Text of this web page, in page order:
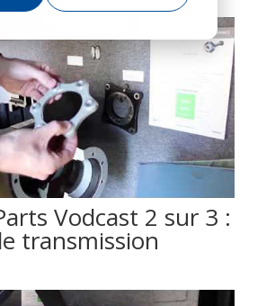
Vodcast 2 sur 3 :
transmission